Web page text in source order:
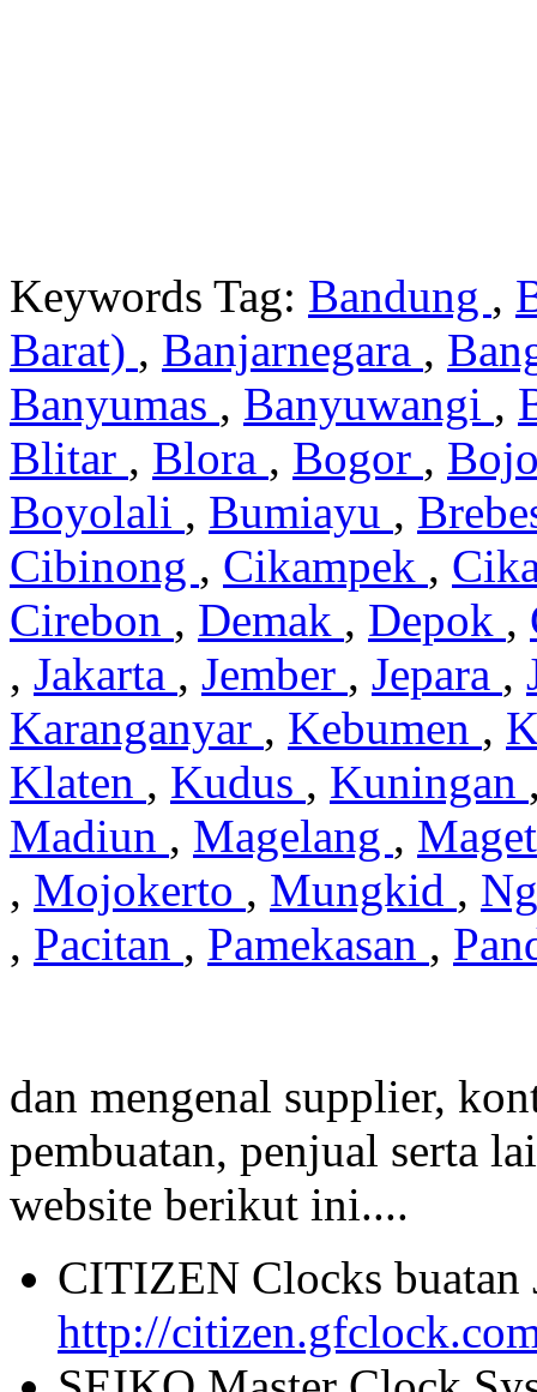
Keywords Tag: Bandung ,
Barat) , Banjarnegara ,
Banyumas , Banyuwangi ,
Blitar , Blora , Bogor ,
Boyolali , Bumiayu ,
Cibinong , Cikampek ,
Cirebon , Demak , Depok ,
, Jakarta , Jember , Jepara ,
Karanganyar , Kebumen ,
Klaten , Kudus , Kuningan
Madiun , Magelang ,
, Mojokerto , Mungkid ,
, Pacitan , Pamekasan ,
dan mengenal supplier,
pembuatan, penjual serta
website berikut ini....
CITIZEN Clocks buatan
http://